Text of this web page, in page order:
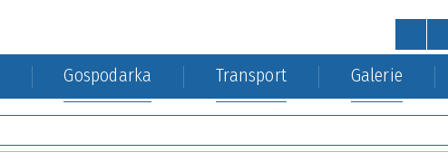
STRONA GŁÓWNA
Gospodarka Transport Galerie